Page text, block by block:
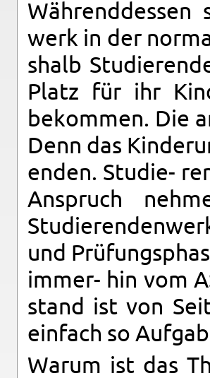
werk in der
shalb
Platz für ihr
bekom­men. Die
Denn das
en­den. Studie-
Anspruch
und
im­mer- hin vom
stand ist von
ein­fach so
Warum ist das